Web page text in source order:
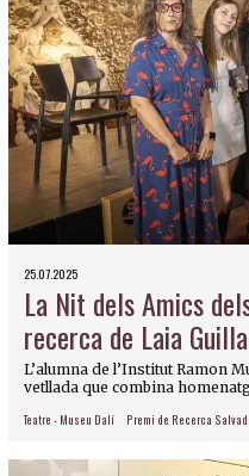
25.07.2025
La Nit dels Amics
recerca de Laia
L’alumna de l’Institut Ramon
vetllada que combina
Teatre - Museu Dalí Premi de Recerca